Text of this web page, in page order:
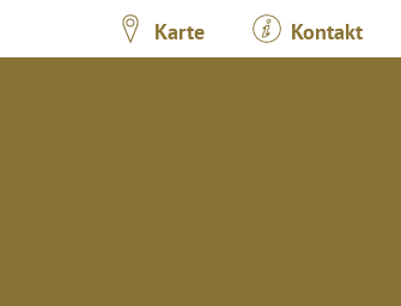
Karte Kontakt